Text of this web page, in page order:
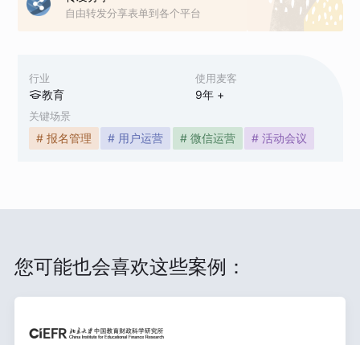
行业
教育
使用麦客
9年 +
关键场景
# 报名管理 # 用户运营 # 微信运营 # 活动会议
自由转发分享表单到各个平台
您可能也会喜欢这些案例：